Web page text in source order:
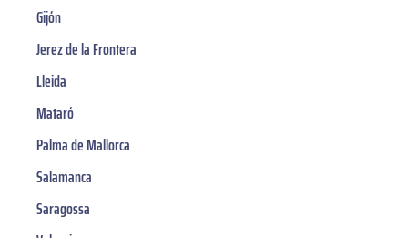
Gijón
Jerez de la Frontera
Lleida
Mataró
Palma de Mallorca
Salamanca
Saragossa